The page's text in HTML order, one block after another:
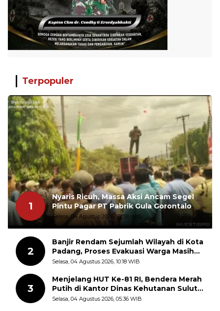
Terpopuler
1
Nyaris Ricuh, Massa Aksi Ancam Segel
Pintu Pagar PT Pabrik Gula Gorontalo
Selasa, 04 Agustus 2026, 07:59 WIB
2
Banjir Rendam Sejumlah Wilayah di Kota
Padang, Proses Evakuasi Warga Masih
Berlangsung
Selasa, 04 Agustus 2026, 10:18 WIB
3
Menjelang HUT Ke-81 RI, Bendera Merah
Putih di Kantor Dinas Kehutanan Sulut
Disorot Warga
Selasa, 04 Agustus 2026, 05:36 WIB